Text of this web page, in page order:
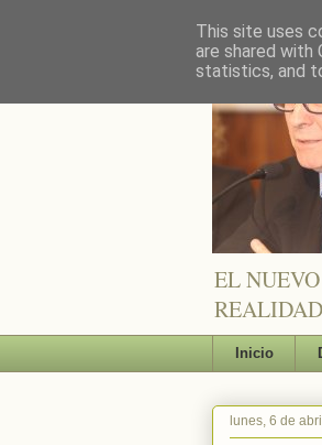
EL
Inicio
lunes, 6 de
This site uses
are shared with
statistics, and